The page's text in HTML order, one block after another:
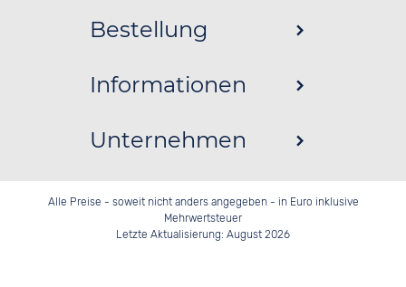
Bestellung
Informationen
Unternehmen
Alle Preise - soweit nicht anders angegeben - in Euro inklusive
Mehrwertsteuer
Letzte Aktualisierung: August 2026